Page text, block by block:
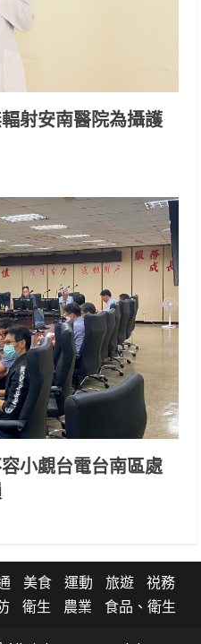
射安南醫院為攝護
小覷台電台南區處
美食 運動 旅遊
祱務
衛生 農業 食品、衛生